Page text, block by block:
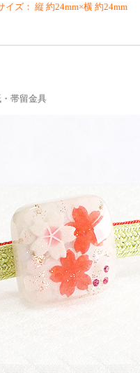
イズ： 縦 約24mm×横 約24mm
帯留金具